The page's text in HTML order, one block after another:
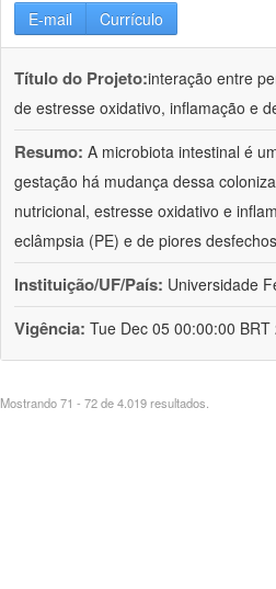
E-mail Currículo
Título do Projeto:interação entre
de estresse oxidativo, inflamação e
Resumo: A microbiota intestinal é
gestação há mudança dessa
nutricional, estresse oxidativo e
eclâmpsia (PE) e de piores
Instituição/UF/País: Universidade
Vigência: Tue Dec 05 00:00:00
Mostrando 71 - 72 de 4.019 resultados.